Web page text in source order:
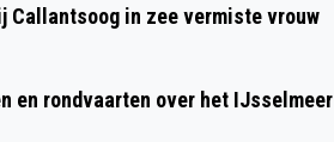
Callantsoog in zee vermiste vrouw
en rondvaarten over het IJsselmeer